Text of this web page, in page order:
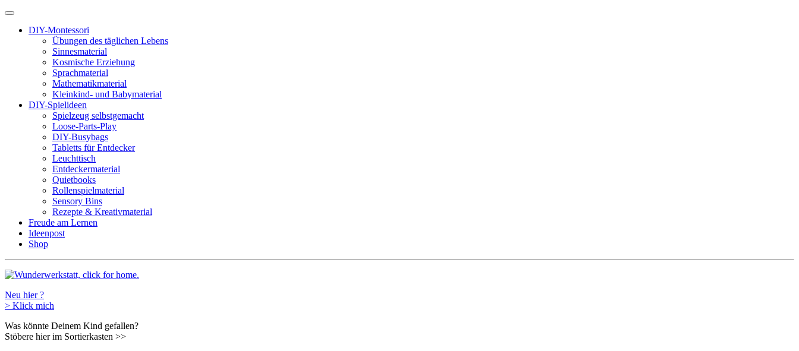
DIY-Montessori
Übungen des täglichen Lebens
Sinnesmaterial
Kosmische Erziehung
Sprachmaterial
Mathematikmaterial
Kleinkind- und Babymaterial
DIY-Spielideen
Spielzeug selbstgemacht
Loose-Parts-Play
DIY-Busybags
Tabletts für Entdecker
Leuchttisch
Entdeckermaterial
Quietbooks
Rollenspielmaterial
Sensory Bins
Rezepte & Kreativmaterial
Freude am Lernen
Ideenpost
Shop
Neu hier ?
> Klick mich
Was könnte Deinem Kind gefallen?
Stöbere hier im Sortierkasten >>